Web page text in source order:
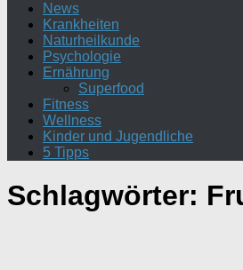
News
Krankheiten
Naturheilkunde
Psychologie
Ernährung
Superfood
Fitness
Wellness
Kinder und Jugendliche
5 Tipps
Schlagwörter: